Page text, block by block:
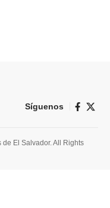
Síguenos
El Salvador. All Rights